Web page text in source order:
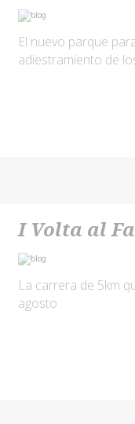
El nuevo parque
adiestramiento de
I Volta al
La carrera de 5km
agosto